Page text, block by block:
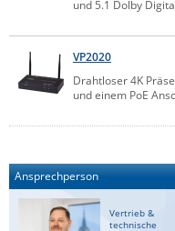
IP, WLAN & GSM
Datenlogger
IoT - Internet of Things
Remote I/O
IPC, Industrielle
Industrielle
Industrielle Computer
IT Netzwerktechnik /
CompleTech
Contemporary
Elsys
Enginko - mcf88
Fokus Technologies
und 5.1 Dolby
VP2020
Drahtloser 4K
und einem PoE
Ansprechperson
Vertrieb &
technische